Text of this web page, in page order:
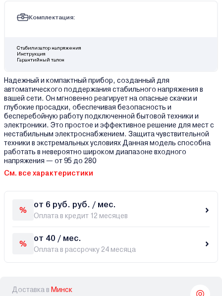
Комплектация:
Стабилизатор напряжения
Инструкция
Гарантийный талон
Надежный и компактный прибор, созданный для
автоматического поддержания стабильного напряжения в
вашей сети. Он мгновенно реагирует на опасные скачки и
глубокие просадки, обеспечивая безопасность и
бесперебойную работу подключенной бытовой техники и
электроники. Это простое и эффективное решение для мест с
нестабильным электроснабжением. Защита чувствительной
техники в экстремальных условиях Данная модель способна
работать в невероятно широком диапазоне входного
напряжения — от 95 до 280
См. все характеристики
от 6 руб. руб. / мес.
Оплата в кредит 12 месяцев
от 40 / мес.
Оплата в рассрочку 24 месяца
Доставка в Минск